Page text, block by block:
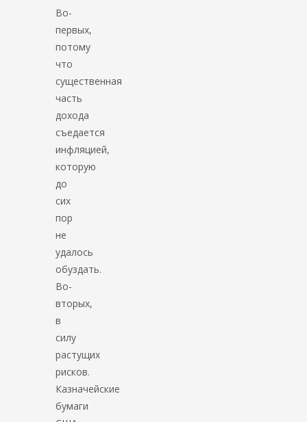
Во-
первых,
потому
что
существенная
часть
дохода
съедается
инфляцией,
которую
до
сих
пор
не
удалось
обуздать.
Во-
вторых,
в
силу
растущих
рисков.
Казначейские
бумаги